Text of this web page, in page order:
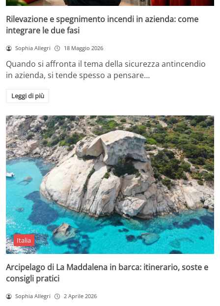
Rilevazione e spegnimento incendi in azienda: come
integrare le due fasi
Sophia Allegri 18 Maggio 2026
Quando si affronta il tema della sicurezza antincendio
in azienda, si tende spesso a pensare…
Leggi di più
Italia
Arcipelago di La Maddalena in barca: itinerario, soste e
consigli pratici
Sophia Allegri 2 Aprile 2026